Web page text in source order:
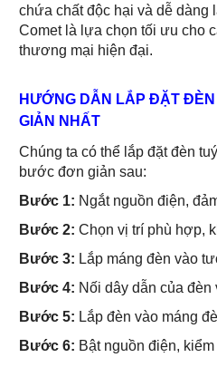
chứa chất độc hại và dễ dàng
Comet là lựa chọn tối ưu cho
thương mại hiện đại.
HƯỚNG DẪN LẮP ĐẶT
GIẢN NHẤT
Chúng ta có thể lắp đặt đèn
bước đơn giản sau:
Bước 1: Ngắt nguồn điện,
Bước 2: Chọn vị trí phù hợp,
Bước 3: Lắp máng đèn vào
Bước 4: Nối dây dẫn của đèn
Bước 5: Lắp đèn vào máng
Bước 6: Bật nguồn điện,